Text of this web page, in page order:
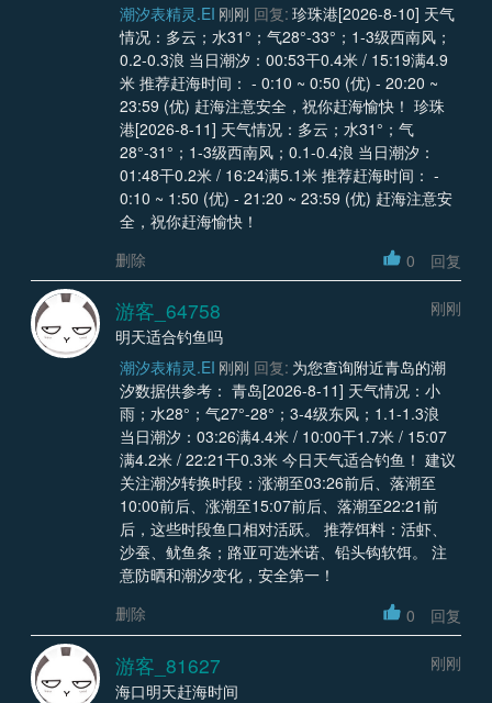
潮汐表精灵.EI 刚刚 回复: 珍珠港[2026-8-10] 天气
情况：多云；水31°；气28°-33°；1-3级西南风；
0.2-0.3浪 当日潮汐：00:53干0.4米 / 15:19满4.9
米 推荐赶海时间： - 0:10 ~ 0:50 (优) - 20:20 ~
23:59 (优) 赶海注意安全，祝你赶海愉快！ 珍珠
港[2026-8-11] 天气情况：多云；水31°；气
28°-31°；1-3级西南风；0.1-0.4浪 当日潮汐：
01:48干0.2米 / 16:24满5.1米 推荐赶海时间： -
0:10 ~ 1:50 (优) - 21:20 ~ 23:59 (优) 赶海注意安
全，祝你赶海愉快！
删除
0 回复
游客_64758
刚刚
明天适合钓鱼吗
潮汐表精灵.EI 刚刚 回复: 为您查询附近青岛的潮
汐数据供参考： 青岛[2026-8-11] 天气情况：小
雨；水28°；气27°-28°；3-4级东风；1.1-1.3浪
当日潮汐：03:26满4.4米 / 10:00干1.7米 / 15:07
满4.2米 / 22:21干0.3米 今日天气适合钓鱼！ 建议
关注潮汐转换时段：涨潮至03:26前后、落潮至
10:00前后、涨潮至15:07前后、落潮至22:21前
后，这些时段鱼口相对活跃。 推荐饵料：活虾、
沙蚕、鱿鱼条；路亚可选米诺、铅头钩软饵。 注
意防晒和潮汐变化，安全第一！
删除
0 回复
游客_81627
刚刚
海口明天赶海时间